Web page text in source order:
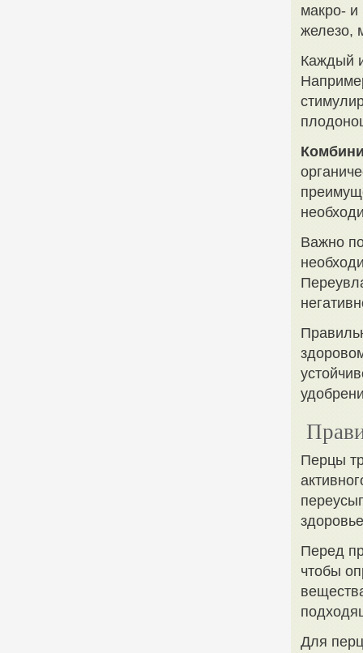
макро- и
железо,
Каждый
Важно
Перцы
Перед
чтобы
Для